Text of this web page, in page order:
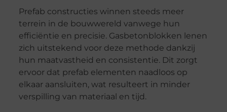
Prefab constructies winnen steeds meer
terrein in de bouwwereld vanwege hun
efficiëntie en precisie. Gasbetonblokken lenen
zich uitstekend voor deze methode dankzij
hun maatvastheid en consistentie. Dit zorgt
ervoor dat prefab elementen naadloos op
elkaar aansluiten, wat resulteert in minder
verspilling van materiaal en tijd.